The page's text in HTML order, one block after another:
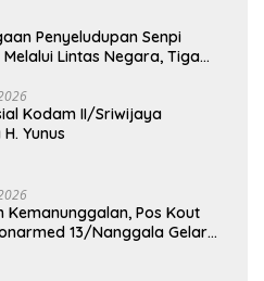
Penyeludupan Senpi
Lintas Negara, Tiga
Kodam II/Sriwijaya
Yunus
Kemanunggalan, Pos Kout
13/Nanggala Gelar